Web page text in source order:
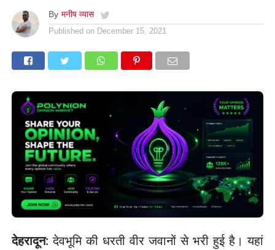
By मनीष व्यास
Published on December 15, 2021
देहरादून: देवभूमि की धरती वीर जवानों से भरी हुई है। यहां